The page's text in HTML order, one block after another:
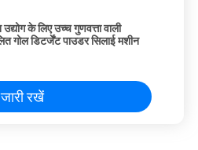
के लिए उच्च गुणवत्ता वाली
गोल डिटर्जेंट पाउडर सिलाई मशीन
जारी रखें